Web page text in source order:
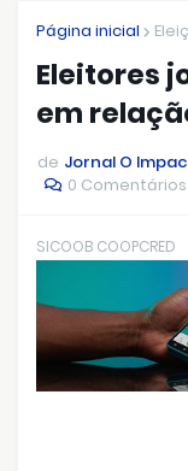
Página inicial
Eleitores
em
de Jornal O
0 Comentários
SICOOB COOPCRED